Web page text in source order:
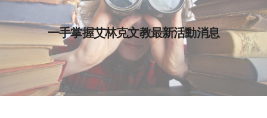
一手掌握艾林克文教最新活動消息